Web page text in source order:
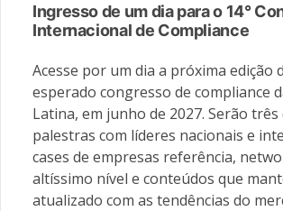
Ingresso de um dia para o 14°
Internacional de Compliance
Acesse por um dia a próxima edição
esperado congresso de compliance
Latina, em junho de 2027. Serão três
palestras com líderes nacionais e
cases de empresas referência,
altíssimo nível e conteúdos que
atualizado com as tendências do